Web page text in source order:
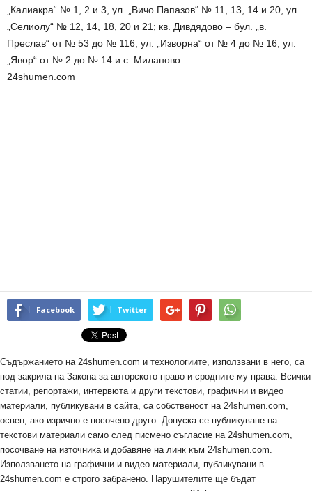
„Калиакра“ № 1, 2 и 3, ул. „Вичо Папазов“ № 11, 13, 14 и 20, ул.
„Селиолу“ № 12, 14, 18, 20 и 21; кв. Дивдядово – бул. „в.
Преслав“ от № 53 до № 116, ул. „Изворна“ от № 4 до № 16, ул.
„Явор“ от № 2 до № 14 и с. Миланово.
24shumen.com
Facebook Twitter
Съдържанието на 24shumen.com и технологиите, използвани в него, са
под закрила на Закона за авторското право и сродните му права. Всички
статии, репортажи, интервюта и други текстови, графични и видео
материали, публикувани в сайта, са собственост на 24shumen.com,
освен, ако изрично е посочено друго. Допуска се публикуване на
текстови материали само след писмено съгласие на 24shumen.com,
посочване на източника и добавяне на линк към 24shumen.com.
Използването на графични и видео материали, публикувани в
24shumen.com е строго забранено. Нарушителите ще бъдат